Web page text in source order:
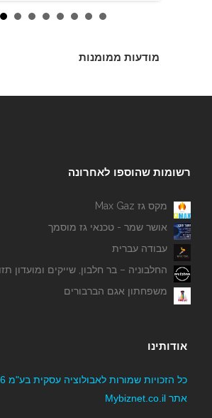
מודעות ממומנות
רשומות שהוספו לאחרונה
מקס גז Max Gaz
אושר שמר - טכנאי גז מוסמך
עבודה עברית
החלבוניה – בר חלבון, שייקים ומועדון
משפחתון אגם הברבורים
אודותינו
אתר Mybiznet.co.il